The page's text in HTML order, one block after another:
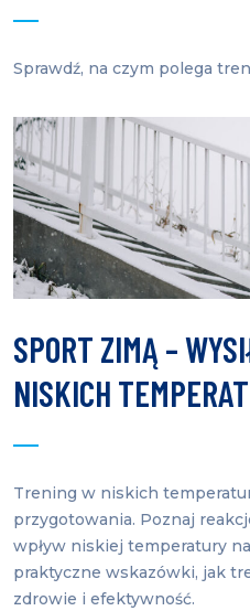
Sprawdź, na czym polega
SPORT ZIMĄ –
NISKICH
Trening w niskich
przygotowania. Poznaj
wpływ niskiej temperatury
praktyczne wskazówki, jak
zdrowie i efektywność.